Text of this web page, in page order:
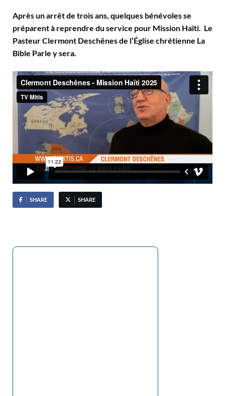
Après un arrêt de trois ans, quelques bénévoles se
préparent à reprendre du service pour Mission Haïti. Le
Pasteur Clermont Deschênes de l’Église chrétienne La
Bible Parle y sera.
SHARE SHARE